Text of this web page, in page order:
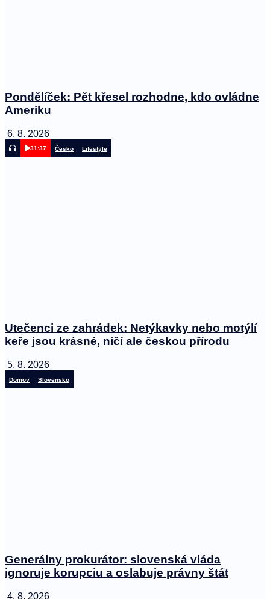
Pondělíček: Pět křesel rozhodne, kdo ovládne
Ameriku
6. 8. 2026
31:37 Česko Lifestyle
Utečenci ze zahrádek: Netýkavky nebo motýlí
keře jsou krásné, ničí ale českou přírodu
5. 8. 2026
Domov Slovensko
Generálny prokurátor: slovenská vláda
ignoruje korupciu a oslabuje právny štát
4. 8. 2026